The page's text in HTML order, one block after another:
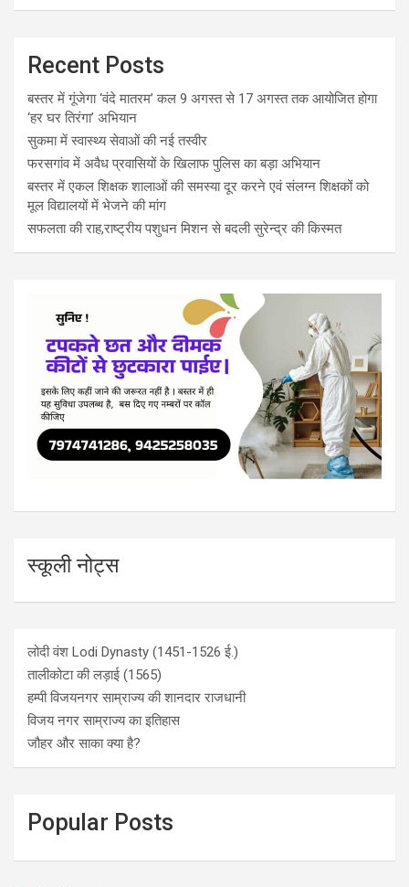
Recent Posts
बस्तर में गूंजेगा ‘वंदे मातरम’ कल 9 अगस्त से 17 अगस्त तक आयोजित होगा
‘हर घर तिरंगा’ अभियान
सुकमा में स्वास्थ्य सेवाओं की नई तस्वीर
फरसगांव में अवैध प्रवासियों के खिलाफ पुलिस का बड़ा अभियान
बस्तर में एकल शिक्षक शालाओं की समस्या दूर करने एवं संलग्न शिक्षकों को
मूल विद्यालयों में भेजने की मांग
सफलता की राह,राष्ट्रीय पशुधन मिशन से बदली सुरेन्द्र की किस्मत
स्कूली नोट्स
लोदी वंश Lodi Dynasty (1451-1526 ई.)
तालीकोटा की लड़ाई (1565)
हम्पी विजयनगर साम्राज्य की शानदार राजधानी
विजय नगर साम्राज्य का इतिहास
जौहर और साका क्या है?
Popular Posts